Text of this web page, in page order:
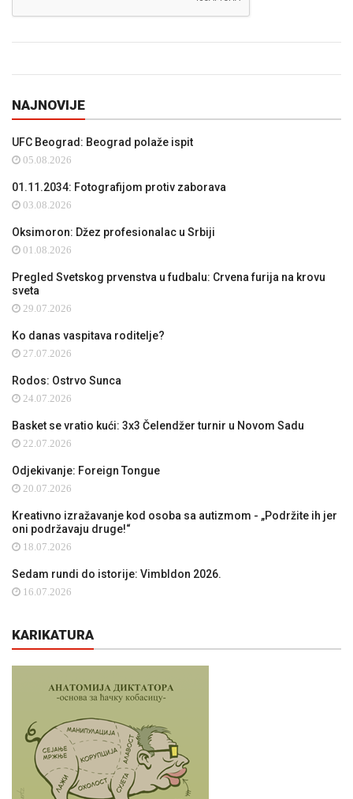
NAJNOVIJE
UFC Beograd: Beograd polaže ispit
05.08.2026
01.11.2034: Fotografijom protiv zaborava
03.08.2026
Oksimoron: Džez profesionalac u Srbiji
01.08.2026
Pregled Svetskog prvenstva u fudbalu: Crvena furija na krovu
sveta
29.07.2026
Ko danas vaspitava roditelje?
27.07.2026
Rodos: Ostrvo Sunca
24.07.2026
Basket se vratio kući: 3x3 Čelendžer turnir u Novom Sadu
22.07.2026
Odjekivanje: Foreign Tongue
20.07.2026
Kreativno izražavanje kod osoba sa autizmom - „Podržite ih jer
oni podržavaju druge!“
18.07.2026
Sedam rundi do istorije: Vimbldon 2026.
16.07.2026
KARIKATURA